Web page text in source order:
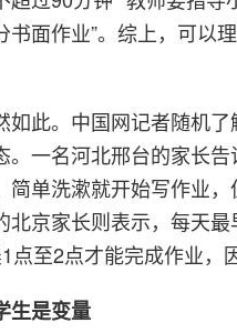
面作业”。综上，可以
如此。中国网记者随机
。一名河北邢台的家长
简单洗漱就开始写作业
京家长则表示，每天最
点至2点才能完成作业，
生是变量